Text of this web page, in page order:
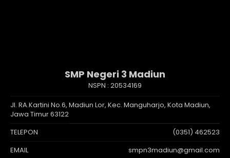
SMP Negeri 3 Madiun
NSPN : 20534169
Jl. RA.Kartini No.6, Madiun Lor, Kec. Manguharjo, Kota Madiun,
Jawa Timur 63122
TELEPON
(0351) 462523
EMAIL
smpn3madiun@gmail.com